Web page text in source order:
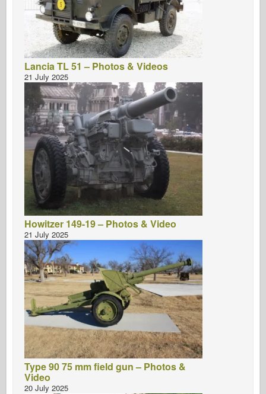
Lancia TL 51 – Photos & Videos
21 July 2025
Howitzer 149-19 – Photos & Video
21 July 2025
Type 90 75 mm field gun – Photos &
Video
20 July 2025